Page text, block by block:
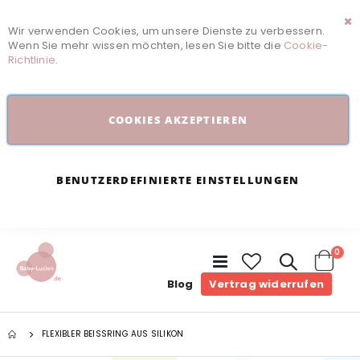
Wir verwenden Cookies, um unsere Dienste zu verbessern.
Wenn Sie mehr wissen möchten, lesen Sie bitte die Cookie-
Richtlinie.
COOKIES AKZEPTIEREN
BENUTZERDEFINIERTE EINSTELLUNGEN
Navigation
umschalten
Blog Vertrag widerrufenCart
0
FLEXIBLER BEISSRING AUS SILIKON